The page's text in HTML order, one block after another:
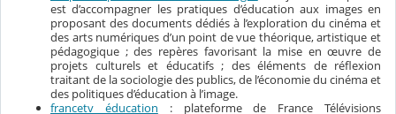
est d’accompagner les pratiques d’éducation aux images en
proposant des documents dédiés à l’exploration du cinéma et
des arts numériques d’un point de vue théorique, artistique et
pédagogique ; des repères favorisant la mise en œuvre de
projets culturels et éducatifs ; des éléments de réflexion
traitant de la sociologie des publics, de l’économie du cinéma et
des politiques d’éducation à l’image.
francetv éducation : plateforme de France Télévisions